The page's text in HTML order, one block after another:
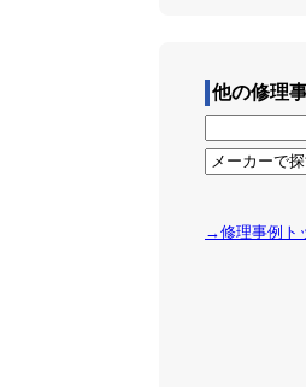
他の修理
→修理事例ト